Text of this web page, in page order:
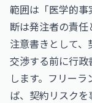
範囲は「医学的
断は発注者の責任
注意書きとして
交渉する前に行
します。フリー
ば、契約リスク